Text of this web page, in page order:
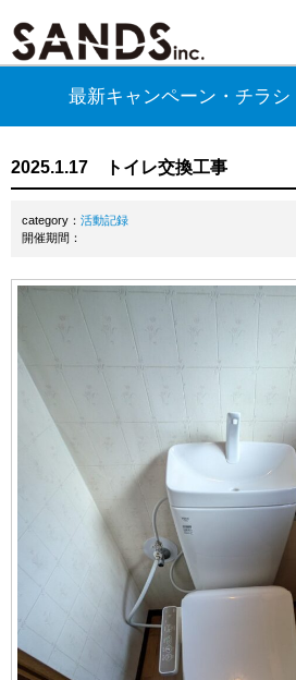
最新キャンペーン・チラシ
2025.1.17 トイレ交換工事
category： 活動記録
開催期間：